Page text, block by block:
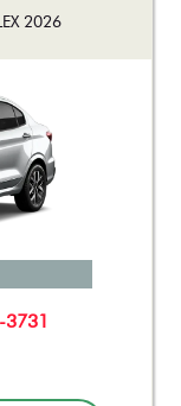
3731
FLEX 2026